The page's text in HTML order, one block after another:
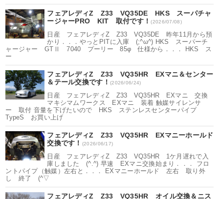
フェアレディZ Z33 VQ35DE HKS スーパチャ
ージャーPRO KIT 取付です！(2026/07/08)
日産 フェアレディZ Z33 VQ35DE 昨年11月から預
かり．．．やっとPITに入庫 (;^ω^) HKS スーパーチ
ャージャー GTⅡ 7040 プーリー 85φ 仕様から．．． HKS ス
ー
フェアレディZ Z33 VQ35HR EXマニ＆センター
＆テール交換です！ (2026/06/24)
日産 フェアレディZ Z33 VQ35HR EXマニ 交換
マキシマムワークス EXマニ 装着 触媒サイレンサ
ー 取付 音量を下げたいので HKS ステンレスセンターパイプ
TypeS お買い上げ
フェアレディZ Z33 VQ35HR EXマニーホールド
交換です！ (2026/06/17)
日産 フェアレディZ Z33 VQ35HR 1ケ月遅れで入
庫しました (^.^) 早速 EXマニ交換始まり．．． フロ
ントパイプ（触媒）左右と．．． EXマニーホールド 左右 取り外
し 終了 (^▽
フェアレディZ Z33 VQ35HR オイル交換＆ニス